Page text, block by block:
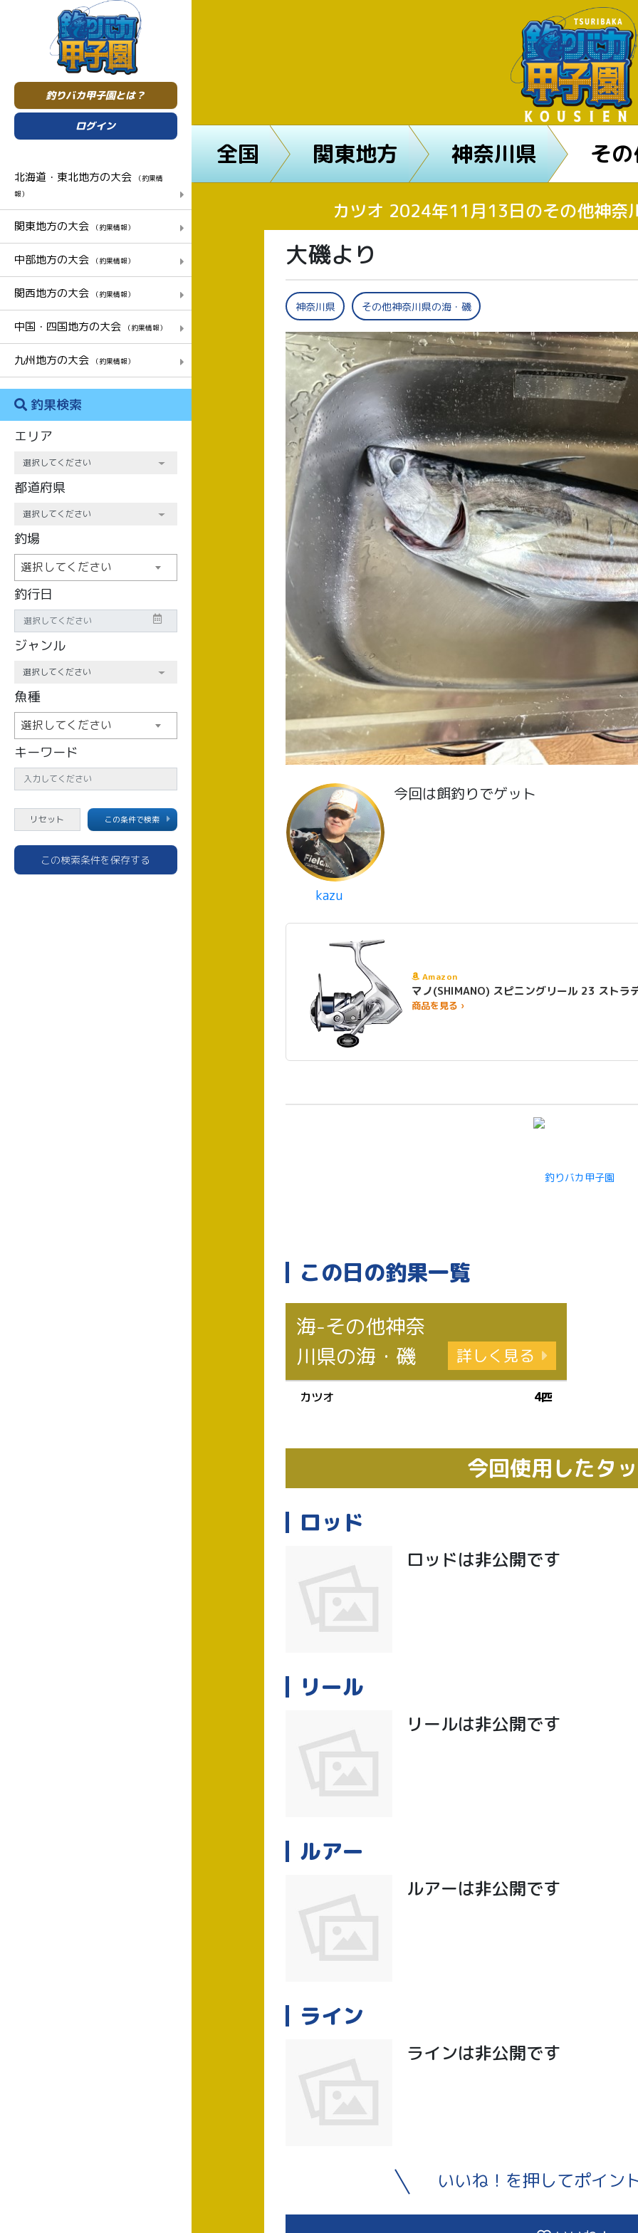
釣りバカ甲子園とは？
ログイン
北海道・東北地方の大会
（釣果情
報）
関東地方の大会 （釣果情報）
中部地方の大会 （釣果情報）
関西地方の大会 （釣果情報）
中国・四国地方の大会 （釣果情報）
九州地方の大会 （釣果情報）
釣果検索
エリア
都道府県
釣場
選択してください
釣行日
ジャンル
魚種
選択してください
キーワード
この条件で検索
この検索条件を保存する
全国 関東地方 神奈川県 そ
カツオ 2024年11月13日のその他神奈
大磯より
神奈川県 その他神奈川県の海・磯
kazu
今回は餌釣りでゲット
Amazon
マノ(SHIMANO) スピニングリール 23 ス
商品を見る ›
この日の釣果一覧
海-その他神奈
川県の海・磯
詳しく見る
カツオ 4匹
今回使用したタ
ロッド
ロッドは非公開です
リール
リールは非公開です
ルアー
ルアーは非公開です
ライン
ラインは非公開です
いいね！を押してポイン